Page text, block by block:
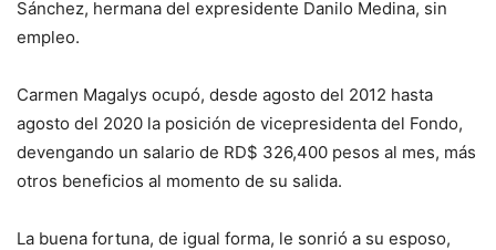
Sánchez, hermana del expresidente Danilo Medina, sin
empleo.
Carmen Magalys ocupó, desde agosto del 2012 hasta
agosto del 2020 la posición de vicepresidenta del Fondo,
devengando un salario de RD$ 326,400 pesos al mes, más
otros beneficios al momento de su salida.
La buena fortuna, de igual forma, le sonrió a su esposo,